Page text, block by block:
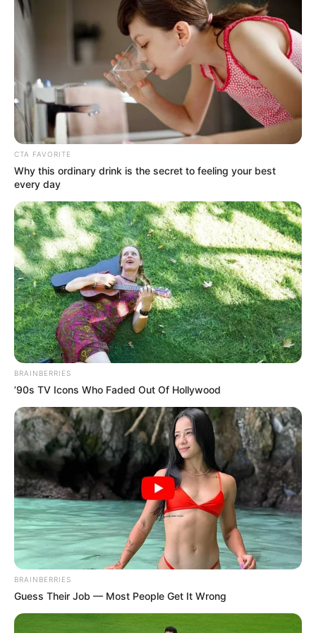
κατάφερε να κρατηθεί στην ζωή
Σοβαρό τροχαίο στην Εύβοια: Ώρες αγωνίας
για γυναίκα
Ακολουθήστε το evianews.com στοGoogle
News
CTA FAVORITE
Why this ordinary drink is the secret to feeling your best
every day
BRAINBERRIES
’90s TV Icons Who Faded Out Of Hollywood
BRAINBERRIES
Guess Their Job — Most People Get It Wrong